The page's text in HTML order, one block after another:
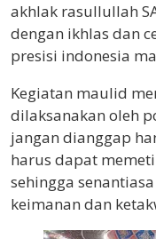
akhlak rasullullah
dengan ikhlas dan
presisi indonesia
Kegiatan maulid
dilaksanakan oleh
jangan dianggap
harus dapat
sehingga
keimanan dan